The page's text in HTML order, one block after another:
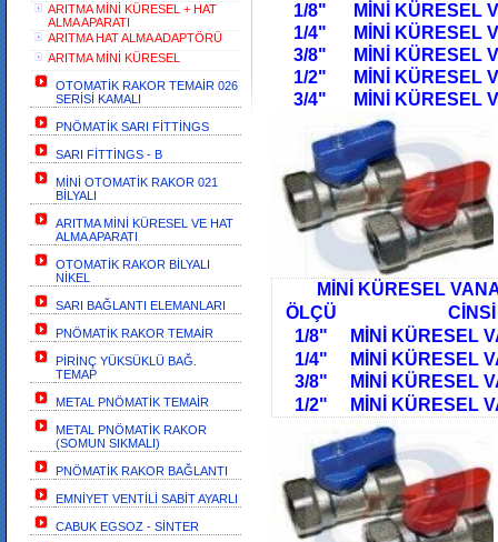
ARITMA MİNİ KÜRESEL + HAT
ALMA APARATI
ARITMA HAT ALMA ADAPTÖRÜ
ARITMA MİNİ KÜRESEL
OTOMATİK RAKOR TEMAİR 026
SERİSİ KAMALI
PNÖMATİK SARI FİTTİNGS
SARI FİTTİNGS - B
MİNİ OTOMATİK RAKOR 021
BİLYALI
ARITMA MİNİ KÜRESEL VE HAT
ALMA APARATI
OTOMATİK RAKOR BİLYALI
NİKEL
SARI BAĞLANTI ELEMANLARI
PNÖMATİK RAKOR TEMAİR
PİRİNÇ YÜKSÜKLÜ BAĞ.
TEMAP
METAL PNÖMATİK TEMAİR
METAL PNÖMATİK RAKOR
(SOMUN SIKMALI)
PNÖMATİK RAKOR BAĞLANTI
EMNİYET VENTİLİ SABİT AYARLI
CABUK EGSOZ - SİNTER
1/8" MİNİ KÜRESEL
1/4" MİNİ
3/8" MİNİ KÜRESEL
1/2" MİNİ
3/4" MİNİ KÜRESEL
MİNİ KÜRESEL
ÖLÇÜ CİNSİ
1/8" MİNİ KÜRESEL
1/4" MİNİ
3/8" MİNİ KÜRESEL
1/2" MİNİ